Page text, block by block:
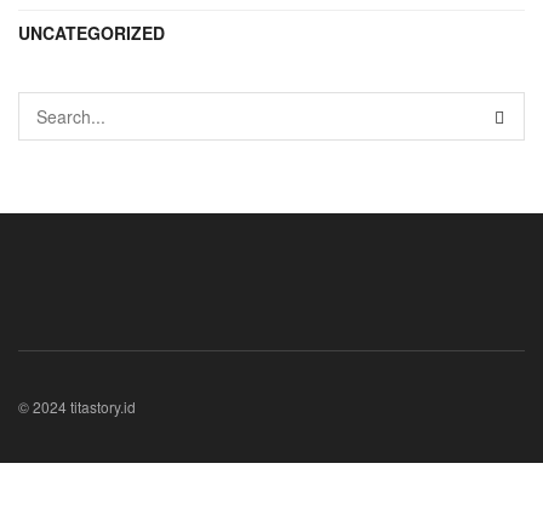
UNCATEGORIZED
© 2024 titastory.id